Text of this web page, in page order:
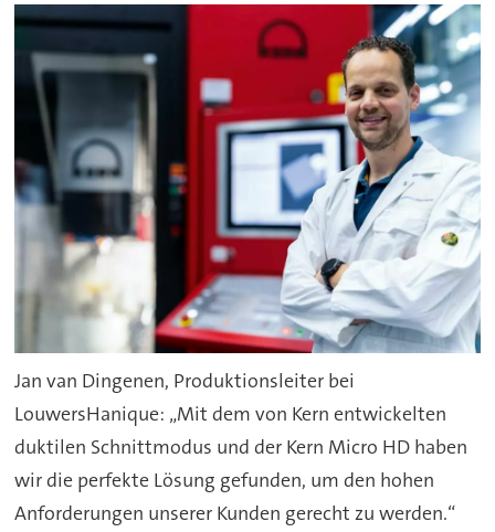
Jan van Dingenen, Produktionsleiter bei
LouwersHanique: „Mit dem von Kern entwickelten
duktilen Schnittmodus und der Kern Micro HD haben
wir die perfekte Lösung gefunden, um den hohen
Anforderungen unserer Kunden gerecht zu werden.“